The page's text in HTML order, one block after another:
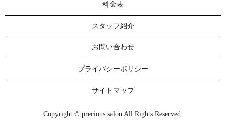
料金表
スタッフ紹介
お問い合わせ
プライバシーポリシー
サイトマップ
Copyright © precious salon All Rights Reserved.